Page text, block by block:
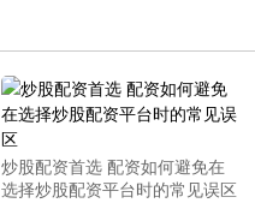
炒股配资首选 配资如何避免在
选择炒股配资平台时的常见误区